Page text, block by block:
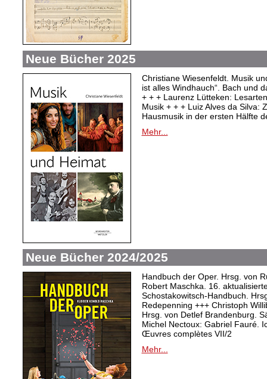
Neue Bücher 2025
Christiane Wiesenfeldt. Musik
ist alles Windhauch“. Bach und
+ + + Laurenz Lütteken:
Musik + + + Luiz Alves da Silva:
Hausmusik in der ersten Hälfte
Mehr...
Neue Bücher 2024/2025
Handbuch der Oper. Hrsg. von
Robert Maschka. 16.
Schostakowitsch-Handbuch.
Redepenning +++ Christoph
Hrsg. von Detlef Brandenburg.
Michel Nectoux: Gabriel Fauré.
Œuvres complètes VII/2
Mehr...